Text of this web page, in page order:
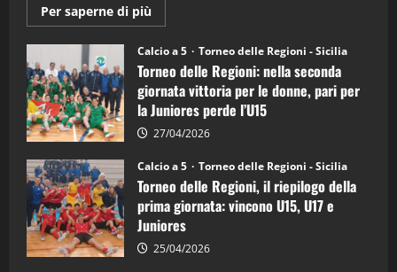
Per saperne di più
informazioni
Torneo
delle
Regioni
di
calcio
a
5:
la
Juniores
è
vicecampione
d’Italia
Calcio a 5 Torneo delle Regioni - Sicilia
Torneo delle Regioni: nella seconda
giornata vittoria per le donne, pari per
la Juniores perde l’U15
27/04/2026
Calcio a 5 Torneo delle Regioni - Sicilia
Torneo delle Regioni, il riepilogo della
prima giornata: vincono U15, U17 e
Juniores
25/04/2026